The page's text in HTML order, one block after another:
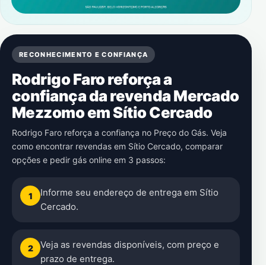
RECONHECIMENTO E CONFIANÇA
Rodrigo Faro reforça a
confiança da revenda Mercado
Mezzomo em Sítio Cercado
Rodrigo Faro reforça a confiança no Preço do Gás. Veja
como encontrar revendas em Sítio Cercado, comparar
opções e pedir gás online em 3 passos:
1
Informe seu endereço de entrega em Sítio
Cercado.
2
Veja as revendas disponíveis, com preço e
prazo de entrega.